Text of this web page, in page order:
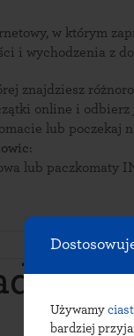
Używamy
bardziej
i wychodzenia z
znajdziesz
lub poczekaj na
:
lub paczkomaty